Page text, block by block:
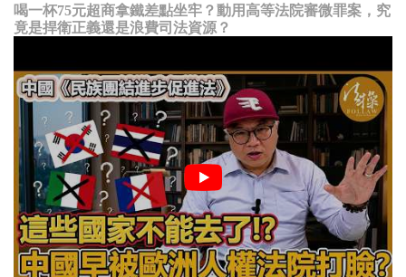
喝一杯75元超商拿鐵差點坐牢？動用高等法院審微罪案，究
竟是捍衛正義還是浪費司法資源？